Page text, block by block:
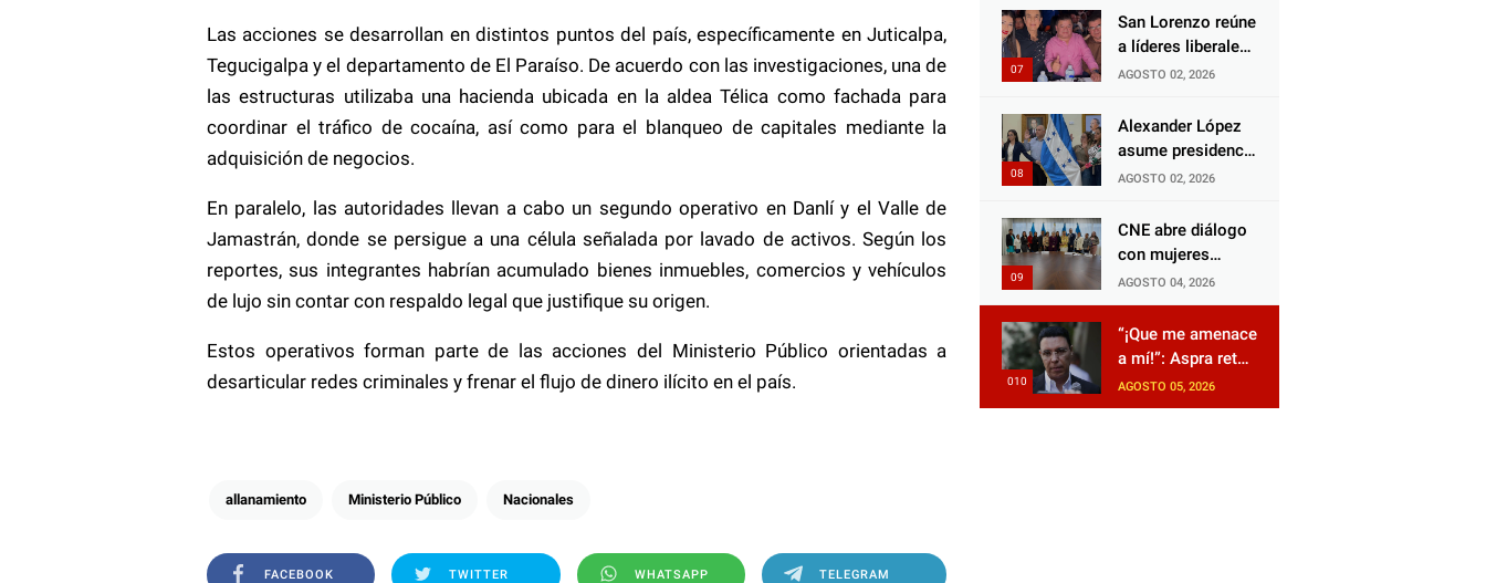
Las acciones se desarrollan en distintos puntos del país, específicamente en Juticalpa,
Tegucigalpa y el departamento de El Paraíso. De acuerdo con las investigaciones, una de
las estructuras utilizaba una hacienda ubicada en la aldea Télica como fachada para
coordinar el tráfico de cocaína, así como para el blanqueo de capitales mediante la
adquisición de negocios.
En paralelo, las autoridades llevan a cabo un segundo operativo en Danlí y el Valle de
Jamastrán, donde se persigue a una célula señalada por lavado de activos. Según los
reportes, sus integrantes habrían acumulado bienes inmuebles, comercios y vehículos
de lujo sin contar con respaldo legal que justifique su origen.
Estos operativos forman parte de las acciones del Ministerio Público orientadas a
desarticular redes criminales y frenar el flujo de dinero ilícito en el país.
allanamiento Ministerio Público Nacionales
FACEBOOK TWITTER WHATSAPP TELEGRAM
y abandona al
inocente.
impulsada por el
diputado Salomón
Honduras
San Lorenzo reúne
a líderes liberales
en jornada de
unidad
AGOSTO 02, 2026
Alexander López
asume presidencia
del Consejo
de El Progreso
para el Censo
AGOSTO 02, 2026
CNE abre diálogo
con mujeres
políticas para
impulsar reformas
electorales
AGOSTO 04, 2026
“¡Que me amenace
a mí!”: Aspra reta
a JOH y exige que
siga tras las rejas
AGOSTO 05, 2026